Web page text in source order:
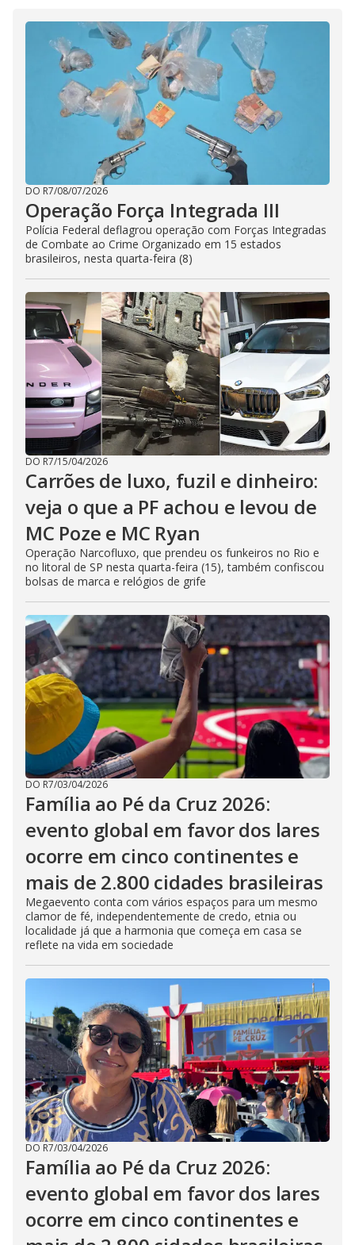
DO R7/08/07/2026
Operação Força Integrada III
Polícia Federal deflagrou operação com Forças Integradas
de Combate ao Crime Organizado em 15 estados
brasileiros, nesta quarta-feira (8)
DO R7/15/04/2026
Carrões de luxo, fuzil e dinheiro:
veja o que a PF achou e levou de
MC Poze e MC Ryan
Operação Narcofluxo, que prendeu os funkeiros no Rio e
no litoral de SP nesta quarta-feira (15), também confiscou
bolsas de marca e relógios de grife
DO R7/03/04/2026
Família ao Pé da Cruz 2026:
evento global em favor dos lares
ocorre em cinco continentes e
mais de 2.800 cidades brasileiras
Megaevento conta com vários espaços para um mesmo
clamor de fé, independentemente de credo, etnia ou
localidade já que a harmonia que começa em casa se
reflete na vida em sociedade
DO R7/03/04/2026
Família ao Pé da Cruz 2026:
evento global em favor dos lares
ocorre em cinco continentes e